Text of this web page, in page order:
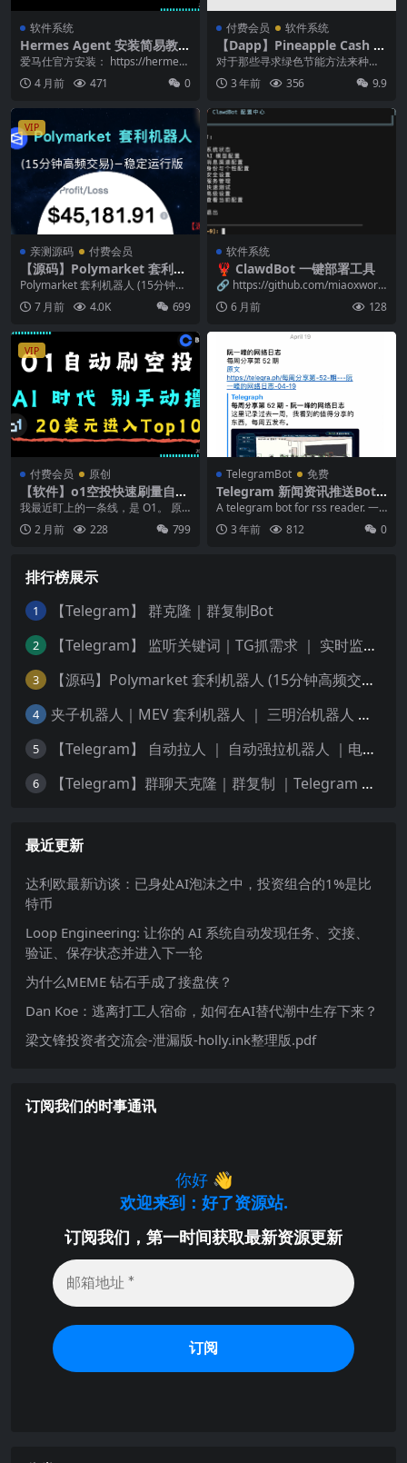
软件系统
Hermes Agent 安装简易教程
｜ 最后机会！官方封杀前，赶
紧学会自己搭建这套 AI 爱马
仕+代理的赚钱工作流
爱马仕官方安装： https://hermes-
agent.nousresear...
4 月前 471 0
付费会员 软件系统
【Dapp】Pineapple Cash |
MEME币官网 ｜Dapp 网站模
板
对于那些寻求绿色节能方法来种植
代币的人来说，Pineapple Cash 是
所有...3 年前 356 9.9
VIP
亲测源码 付费会员
【源码】Polymarket 套利机
器人 (15分钟高频交易) — 稳定
运行版｜更新5种策略
Polymarket 套利机器人 (15分钟高
频交易) — 稳定运行版【源码】 ...
7 月前 4.0K 699
软件系统
🦞 ClawdBot 一键部署工具
🔗 https://github.com/miaoxworl
d/ClawdBot...
6 月前 128
VIP
付费会员 原创
【软件】o1空投快速刷量自动
化程序｜支持 AI Agent
我最近盯上的一条线，是 O1。 原
因很简单。 Coinbase 已经把它放
进上线...
2 月前 228 799
TelegramBot 免费
Telegram 新闻资讯推送Bot
｜ 新闻发布 ｜群消息推送 ｜T
elegram
A telegram bot for rss reader. 一
个支持应用内阅读...
3 年前 812 0
排行榜展示
1 【Telegram】 群克隆｜群复制Bot
2 【Telegram】 监听关键词｜TG抓需求 ｜ 实时监测频道
3 【源码】Polymarket 套利机器人 (15分钟高频交易) — 稳定运行版｜更新5种策略
4 夹子机器人｜MEV 套利机器人 ｜ 三明治机器人 ｜ 抢跑机器人 ｜ 绿色安全版源码 ｜ 多语言版本 Python 、JS、Rust | 多链
5 【Telegram】 自动拉人 ｜ 自动强拉机器人 ｜电报群拉人Bot🤖️
6 【Telegram】群聊天克隆｜群复制 ｜Telegram 历史记录转发
最近更新
达利欧最新访谈：已身处AI泡沫之中，投资组合的1%是比
特币
Loop Engineering: 让你的 AI 系统自动发现任务、交接、
验证、保存状态并进入下一轮
为什么MEME 钻石手成了接盘侠？
Dan Koe：逃离打工人宿命，如何在AI替代潮中生存下来？
梁文锋投资者交流会-泄漏版-holly.ink整理版.pdf
订阅我们的时事通讯
你好👋
欢迎来到：好了资源站.
订阅我们，第一时间获取最新资源更新